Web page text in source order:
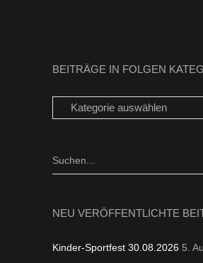
BEITRÄGE IN FOLGEN
Beiträge
in
Kategorien
Search
NEU VERÖFFENTLICHTE
Kinder-Sportfest 30.08.2026 5.